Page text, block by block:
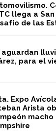
llega a
de las
aguardan
para el
Expo
Arista
macho